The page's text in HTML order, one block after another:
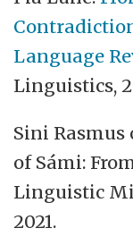
Language
Linguistics,
Sini Rasmus
of Sámi:
Linguistic
2021.